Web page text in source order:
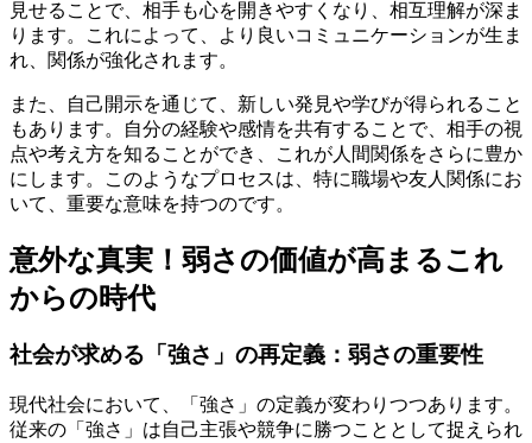
見せることで、相手も心を開きやすくなり、相互理解が深ま
ります。これによって、より良いコミュニケーションが生ま
れ、関係が強化されます。
また、自己開示を通じて、新しい発見や学びが得られること
もあります。自分の経験や感情を共有することで、相手の視
点や考え方を知ることができ、これが人間関係をさらに豊か
にします。このようなプロセスは、特に職場や友人関係にお
いて、重要な意味を持つのです。
意外な真実！弱さの価値が高まるこれ
からの時代
社会が求める「強さ」の再定義：弱さの重要性
現代社会において、「強さ」の定義が変わりつつあります。
従来の「強さ」は自己主張や競争に勝つこととして捉えられ